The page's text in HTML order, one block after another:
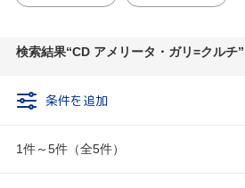
検索結果 CD アメリータ・ガリ=クルチ
条件を追加
1件～5件（全5件）